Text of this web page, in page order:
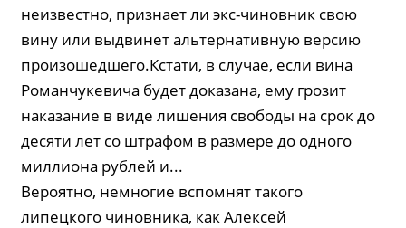
неизвестно, признает ли экс-чиновник свою
вину или выдвинет альтернативную версию
произошедшего.Кстати, в случае, если вина
Романчукевича будет доказана, ему грозит
наказание в виде лишения свободы на срок до
десяти лет со штрафом в размере до одного
миллиона рублей и...
Вероятно, немногие вспомнят такого
липецкого чиновника, как Алексей